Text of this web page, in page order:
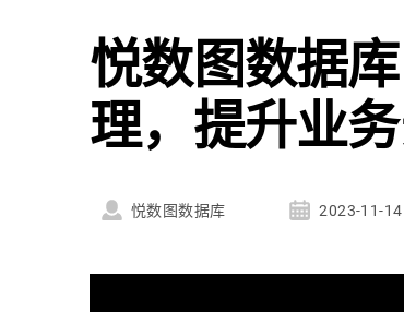
悦数图数据
理，提升业
悦数图数据库 2023-11-14